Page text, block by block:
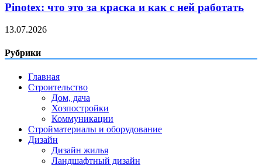
Pinotex: что это за краска и как с ней работать
13.07.2026
Рубрики
Главная
Строительство
Дом, дача
Хозпостройки
Коммуникации
Стройматериалы и оборудование
Дизайн
Дизайн жилья
Ландшафтный дизайн